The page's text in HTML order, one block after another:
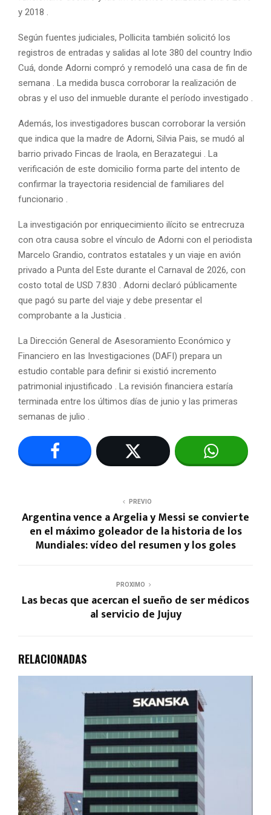
y 2018 .
Según fuentes judiciales, Pollicita también solicitó los
registros de entradas y salidas al lote 380 del country Indio
Cuá, donde Adorni compró y remodeló una casa de fin de
semana . La medida busca corroborar la realización de
obras y el uso del inmueble durante el período investigado .
Además, los investigadores buscan corroborar la versión
que indica que la madre de Adorni, Silvia Pais, se mudó al
barrio privado Fincas de Iraola, en Berazategui . La
verificación de este domicilio forma parte del intento de
confirmar la trayectoria residencial de familiares del
funcionario .
La investigación por enriquecimiento ilícito se entrecruza
con otra causa sobre el vínculo de Adorni con el periodista
Marcelo Grandio, contratos estatales y un viaje en avión
privado a Punta del Este durante el Carnaval de 2026, con
costo total de USD 7.830 . Adorni declaró públicamente
que pagó su parte del viaje y debe presentar el
comprobante a la Justicia .
La Dirección General de Asesoramiento Económico y
Financiero en las Investigaciones (DAFI) prepara un
estudio contable para definir si existió incremento
patrimonial injustificado . La revisión financiera estaría
terminada entre los últimos días de junio y las primeras
semanas de julio .
PREVIO
Argentina vence a Argelia y Messi se convierte
en el máximo goleador de la historia de los
Mundiales: vídeo del resumen y los goles
PROXIMO
Las becas que acercan el sueño de ser médicos
al servicio de Jujuy
RELACIONADAS